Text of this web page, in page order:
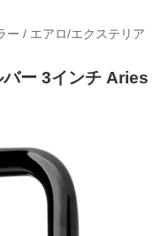
ー / エアロ/エクステリア
ー 3インチ Aries